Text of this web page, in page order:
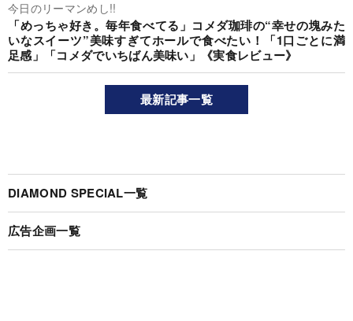
今日のリーマンめし!!
「めっちゃ好き。毎年食べてる」コメダ珈琲の“幸せの塊みた
いなスイーツ”美味すぎてホールで食べたい！「1口ごとに満
足感」「コメダでいちばん美味い」《実食レビュー》
最新記事一覧
DIAMOND SPECIAL一覧
広告企画一覧